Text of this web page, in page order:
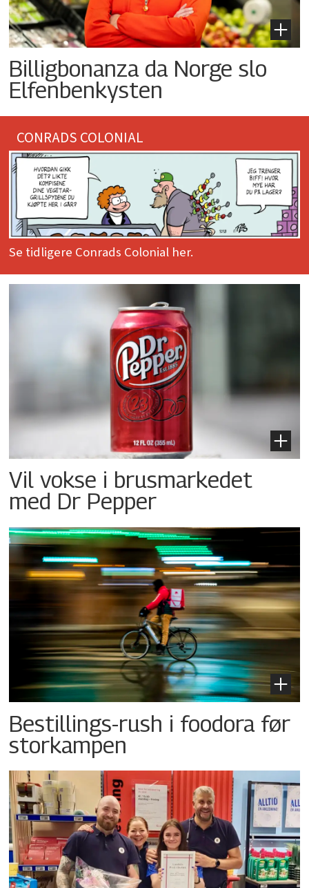
Billigbonanza da Norge slo
Elfenbenkysten
CONRADS COLONIAL
Se tidligere Conrads Colonial her.
Vil vokse i brusmarkedet
med Dr Pepper
Bestillings-rush i foodora før
storkampen